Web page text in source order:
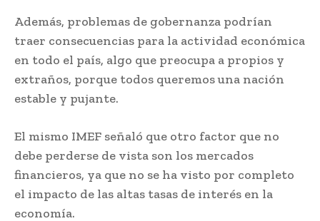
Además, problemas de gobernanza podrían
traer consecuencias para la actividad económica
en todo el país, algo que preocupa a propios y
extraños, porque todos queremos una nación
estable y pujante.
El mismo IMEF señaló que otro factor que no
debe perderse de vista son los mercados
financieros, ya que no se ha visto por completo
el impacto de las altas tasas de interés en la
economía.